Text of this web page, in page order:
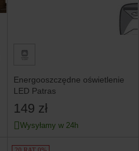
Energooszczędne oświetlenie
LED Patras
149 zł
Wysyłamy w 24h